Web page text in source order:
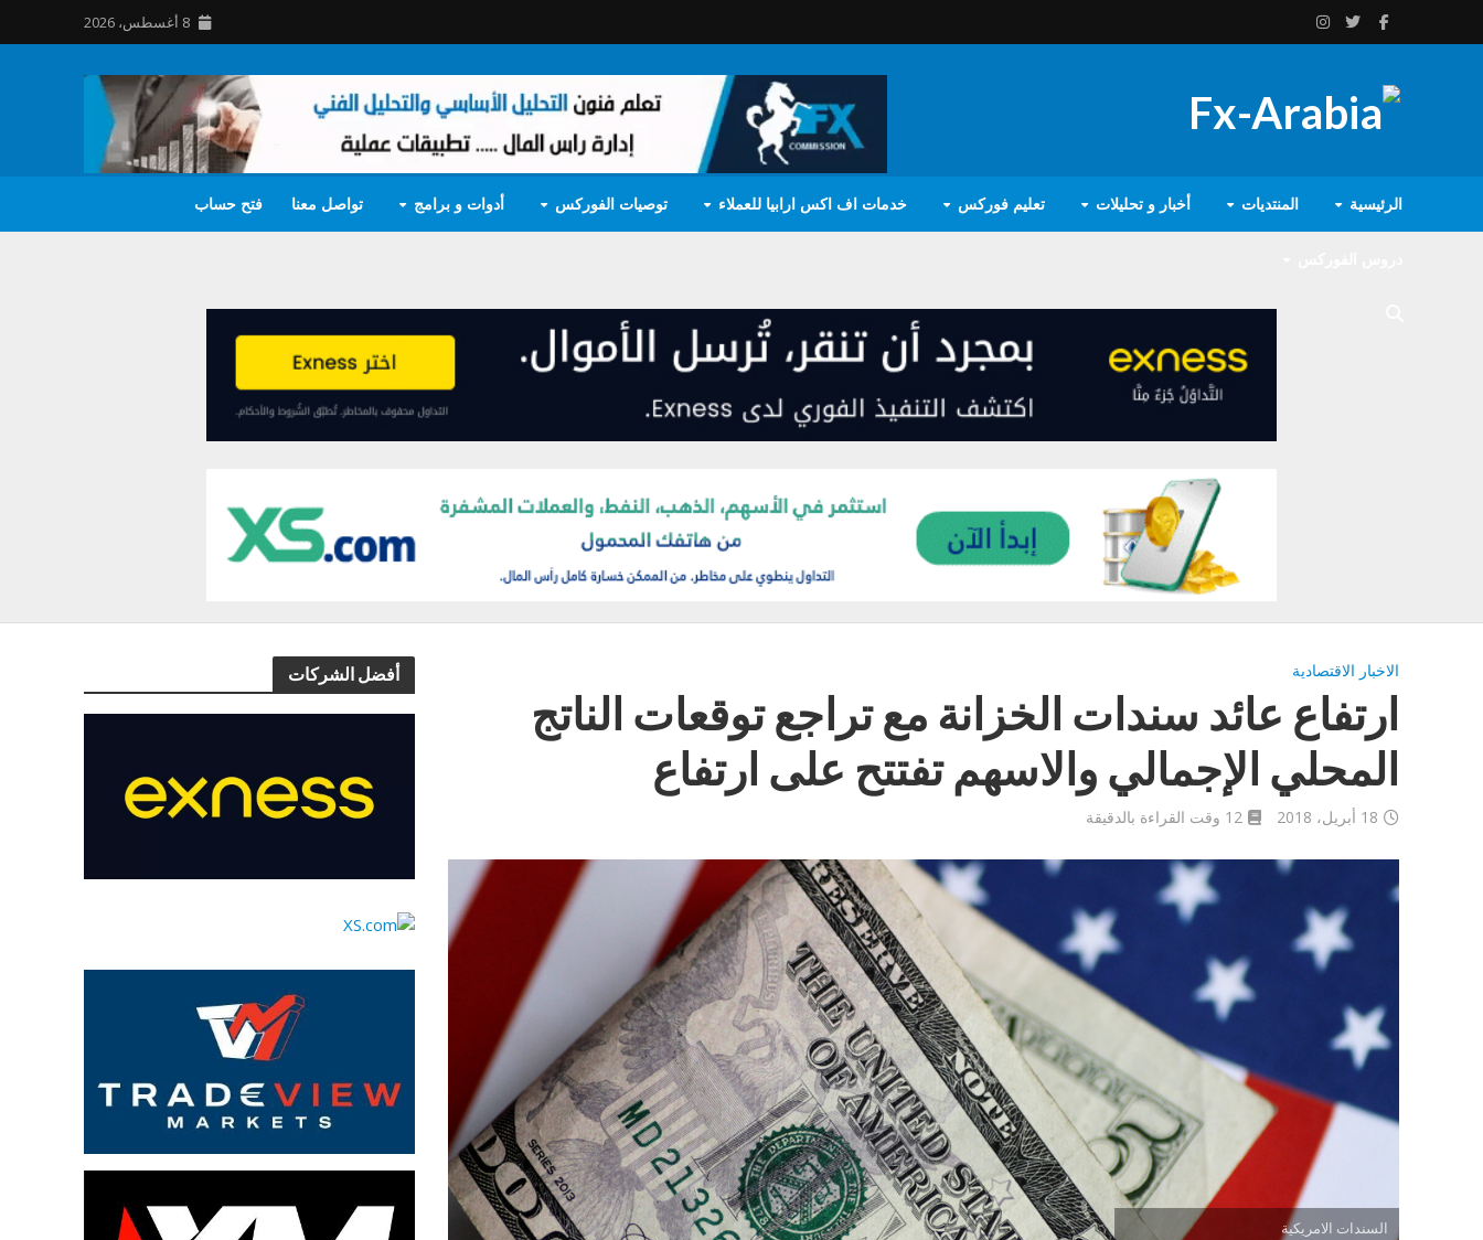
8 أغسطس، 2026
الرئيسية المنتديات أخبار و تحليلات تعليم فوركس خدمات اف اكس ارابيا للعملاء توصيات الفوركس أدوات و برامج تواصل معنا فتح حساب
أفضل الشركات الاخبار الاقتصادية
ارتفاع عائد سندات الخزانة مع تراجع توقعات الناتج
المحلي الإجمالي والاسهم تفتتح على ارتفاع
18 أبريل، 2018 12 وقت القراءة بالدقيقة
السندات الامريكية